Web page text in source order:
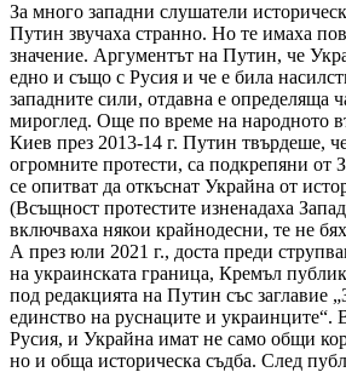
За много западни слушатели
Путин звучаха странно. Но те имаха
значение. Аргументът на Путин, че
едно и също с Русия и че е била
западните сили, отдавна е определяща
мироглед. Още по време на народното
Киев през 2013-14 г. Путин твърдеше,
огромните протести, са подкрепяни от
се опитват да откъснат Украйна от
(Всъщност протестите изненадаха
включваха някои крайнодесни, те не
А през юли 2021 г., доста преди
на украинската граница, Кремъл
под редакцията на Путин със заглавие
единство на руснаците и украинците“.
Русия, и Украйна имат не само общи
но и обща историческа съдба. След